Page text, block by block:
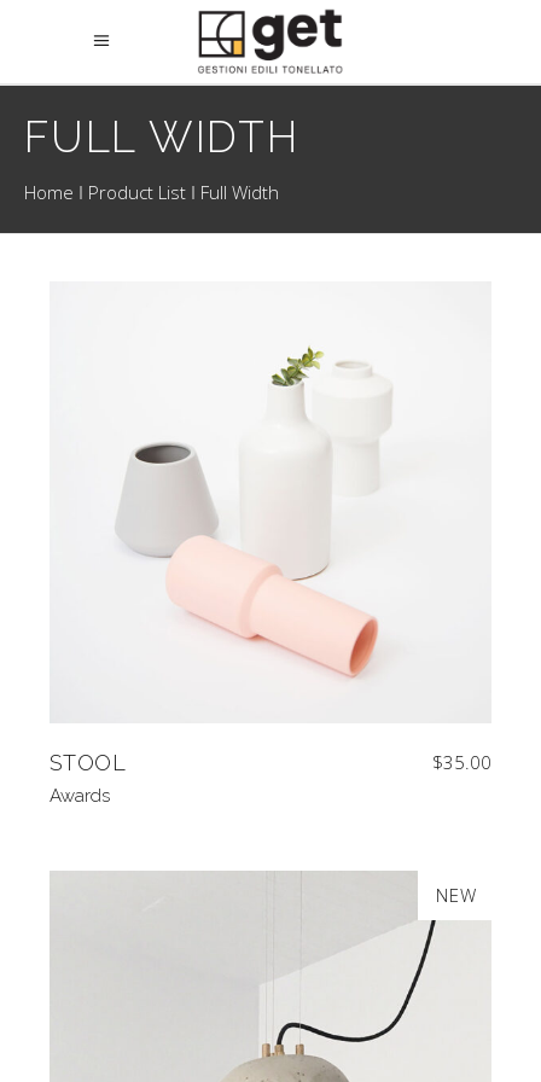
FULL WIDTH
Home Product List Full Width
STOOL $35.00
Awards
SALE
NEW